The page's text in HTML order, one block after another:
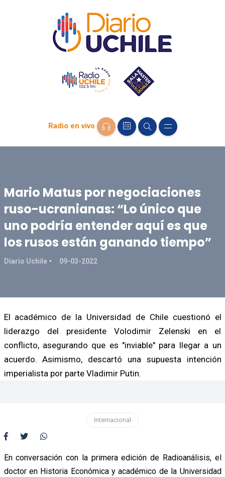
Radio en vivo
Mario Matus por negociaciones
ruso-ucranianas: “Lo único que
uno podría entender aquí es que
los rusos están ganando tiempo”
Diario Uchile 09-03-2022
El académico de la Universidad de Chile cuestionó el
liderazgo del presidente Volodimir Zelenski en el
conflicto, asegurando que es "inviable" para llegar a un
acuerdo. Asimismo, descartó una supuesta intención
imperialista por parte Vladimir Putin.
Internacional
En conversación con la primera edición de Radioanálisis, el
doctor en Historia Económica y académico de la Universidad